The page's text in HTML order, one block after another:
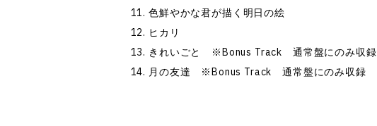
色鮮やかな君が描く明日の絵
ヒカリ
きれいごと ※Bonus Track 通常盤にのみ収録
月の友達 ※Bonus Track 通常盤にのみ収録